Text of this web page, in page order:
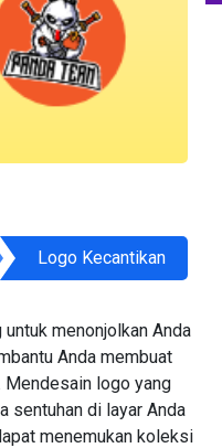
Logo Kecantikan
menonjolkan Anda
Anda membuat
logo yang
sentuhan di layar Anda
menemukan koleksi